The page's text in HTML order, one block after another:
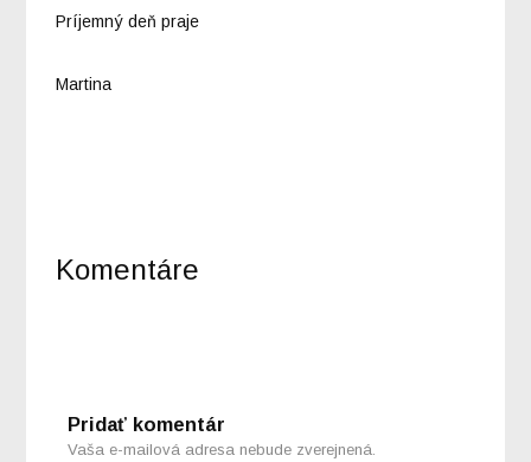
Príjemný deň praje
Martina
Komentáre
Pridať komentár
Vaša e-mailová adresa nebude zverejnená.